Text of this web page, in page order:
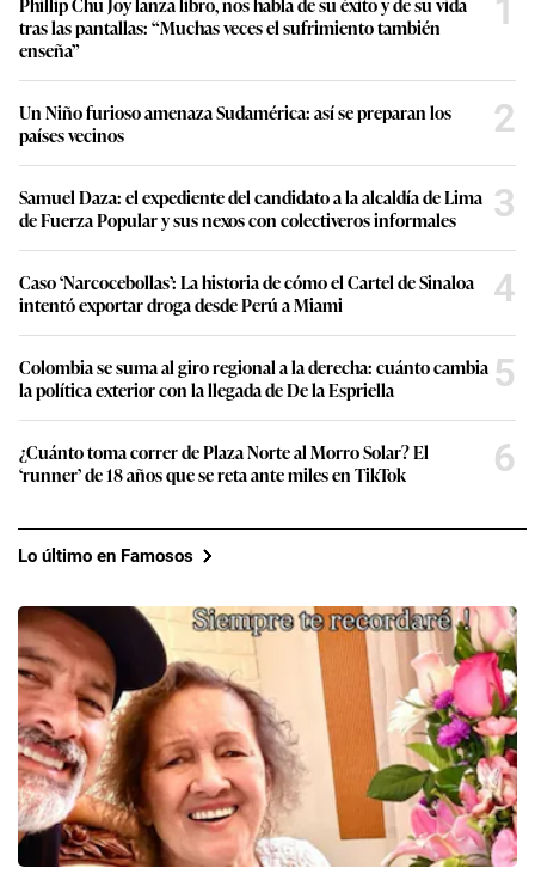
tras las pantallas: “Muchas veces el sufrimiento también
enseña”
1
Un Niño furioso amenaza Sudamérica: así se preparan los
países vecinos
2
Samuel Daza: el expediente del candidato a la alcaldía de Lima
de Fuerza Popular y sus nexos con colectiveros informales
3
Caso ‘Narcocebollas’: La historia de cómo el Cartel de Sinaloa
intentó exportar droga desde Perú a Miami
4
Colombia se suma al giro regional a la derecha: cuánto cambia
la política exterior con la llegada de De la Espriella
5
¿Cuánto toma correr de Plaza Norte al Morro Solar? El
‘runner’ de 18 años que se reta ante miles en TikTok
6
Lo último en Famosos